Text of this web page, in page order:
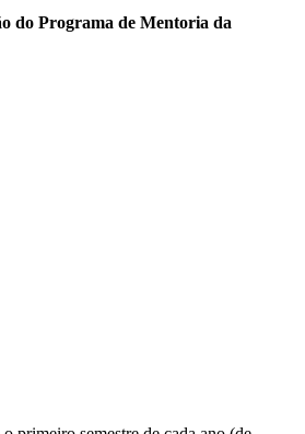
do Programa de Mentoria da